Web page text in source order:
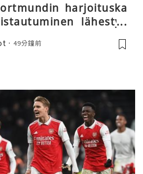
harjoituska
lähestyy
49分鐘前